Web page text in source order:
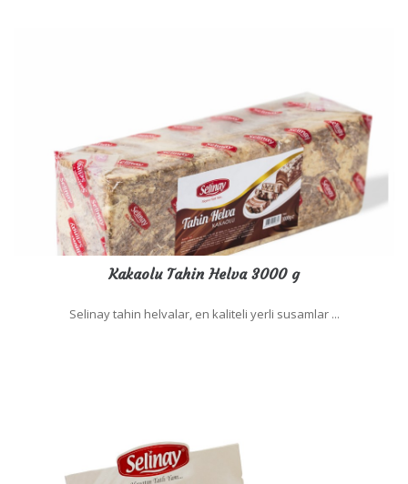
Kakaolu Tahin Helva 3000 g
Selinay tahin helvalar, en kaliteli yerli susamlar ...